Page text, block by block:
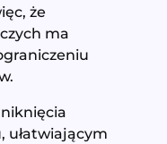
że
ma
ułatwiającym